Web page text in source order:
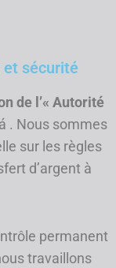
et sécurité
de l’« Autorité
. Nous sommes
sur les règles
d’argent à
permanent
travaillons